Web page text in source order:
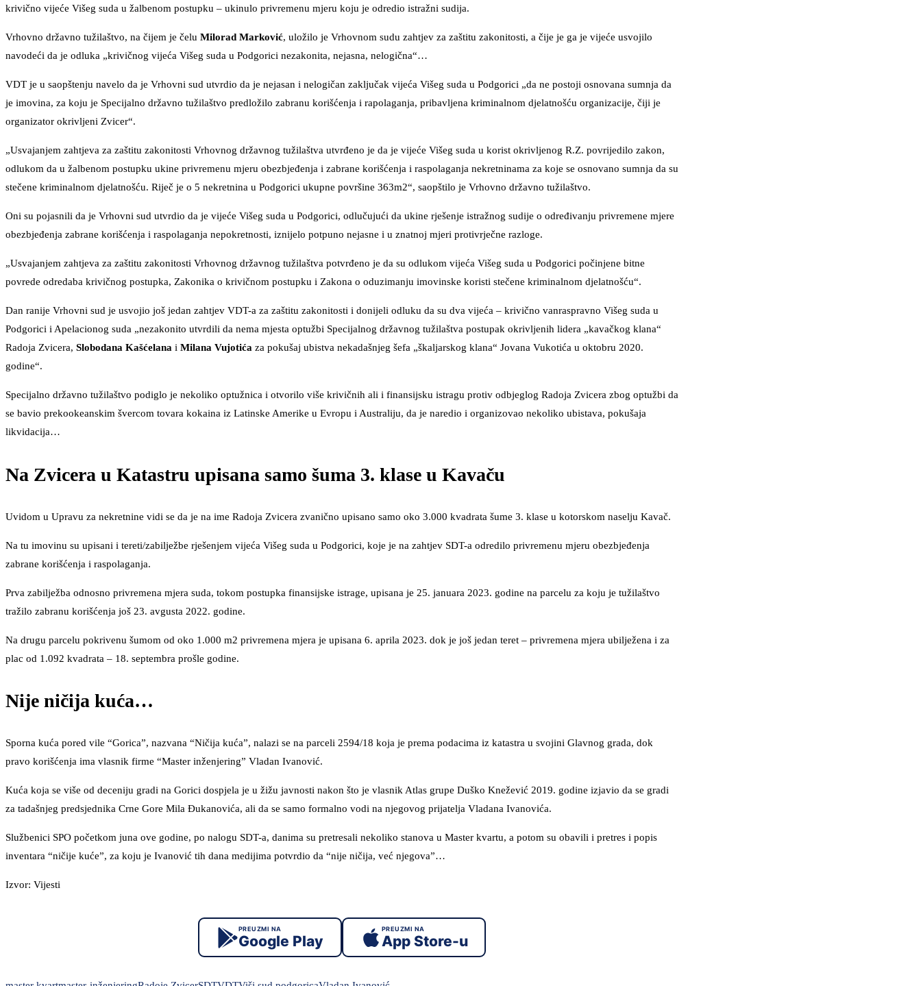
krivično vijeće Višeg suda u žalbenom postupku – ukinulo privremenu mjeru koju je odredio istražni sudija.
Vrhovno državno tužilaštvo, na čijem je čelu Milorad Marković, uložilo je Vrhovnom sudu zahtjev za zaštitu zakonitosti, a čije je ga je vijeće usvojilo
navodeći da je odluka „krivičnog vijeća Višeg suda u Podgorici nezakonita, nejasna, nelogična“…
VDT je u saopštenju navelo da je Vrhovni sud utvrdio da je nejasan i nelogičan zaključak vijeća Višeg suda u Podgorici „da ne postoji osnovana sumnja da
je imovina, za koju je Specijalno državno tužilaštvo predložilo zabranu korišćenja i rapolaganja, pribavljena kriminalnom djelatnošću organizacije, čiji je
organizator okrivljeni Zvicer“.
„Usvajanjem zahtjeva za zaštitu zakonitosti Vrhovnog državnog tužilaštva utvrđeno je da je vijeće Višeg suda u korist okrivljenog R.Z. povrijedilo zakon,
odlukom da u žalbenom postupku ukine privremenu mjeru obezbjeđenja i zabrane korišćenja i raspolaganja nekretninama za koje se osnovano sumnja da su
stečene kriminalnom djelatnošću. Riječ je o 5 nekretnina u Podgorici ukupne površine 363m2“, saopštilo je Vrhovno državno tužilaštvo.
Oni su pojasnili da je Vrhovni sud utvrdio da je vijeće Višeg suda u Podgorici, odlučujući da ukine rješenje istražnog sudije o određivanju privremene mjere
obezbjeđenja zabrane korišćenja i raspolaganja nepokretnosti, iznijelo potpuno nejasne i u znatnoj mjeri protivrječne razloge.
„Usvajanjem zahtjeva za zaštitu zakonitosti Vrhovnog državnog tužilaštva potvrđeno je da su odlukom vijeća Višeg suda u Podgorici počinjene bitne
povrede odredaba krivičnog postupka, Zakonika o krivičnom postupku i Zakona o oduzimanju imovinske koristi stečene kriminalnom djelatnošću“.
Dan ranije Vrhovni sud je usvojio još jedan zahtjev VDT-a za zaštitu zakonitosti i donijeli odluku da su dva vijeća – krivično vanraspravno Višeg suda u
Podgorici i Apelacionog suda „nezakonito utvrdili da nema mjesta optužbi Specijalnog državnog tužilaštva postupak okrivljenih lidera „kavačkog klana“
Radoja Zvicera, Slobodana Kašćelana i Milana Vujotića za pokušaj ubistva nekadašnjeg šefa „škaljarskog klana“ Jovana Vukotića u oktobru 2020.
godine“.
Specijalno državno tužilaštvo podiglo je nekoliko optužnica i otvorilo više krivičnih ali i finansijsku istragu protiv odbjeglog Radoja Zvicera zbog optužbi da
se bavio prekookeanskim švercom tovara kokaina iz Latinske Amerike u Evropu i Australiju, da je naredio i organizovao nekoliko ubistava, pokušaja
likvidacija…
Na Zvicera u Katastru upisana samo šuma 3. klase u Kavaču
Uvidom u Upravu za nekretnine vidi se da je na ime Radoja Zvicera zvanično upisano samo oko 3.000 kvadrata šume 3. klase u kotorskom naselju Kavač.
Na tu imovinu su upisani i tereti/zabilježbe rješenjem vijeća Višeg suda u Podgorici, koje je na zahtjev SDT-a odredilo privremenu mjeru obezbjeđenja
zabrane korišćenja i raspolaganja.
Prva zabilježba odnosno privremena mjera suda, tokom postupka finansijske istrage, upisana je 25. januara 2023. godine na parcelu za koju je tužilaštvo
tražilo zabranu korišćenja još 23. avgusta 2022. godine.
Na drugu parcelu pokrivenu šumom od oko 1.000 m2 privremena mjera je upisana 6. aprila 2023. dok je još jedan teret – privremena mjera ubilježena i za
plac od 1.092 kvadrata – 18. septembra prošle godine.
Nije ničija kuća…
Sporna kuća pored vile “Gorica”, nazvana “Ničija kuća”, nalazi se na parceli 2594/18 koja je prema podacima iz katastra u svojini Glavnog grada, dok
pravo korišćenja ima vlasnik firme “Master inženjering” Vladan Ivanović.
Kuća koja se više od deceniju gradi na Gorici dospjela je u žižu javnosti nakon što je vlasnik Atlas grupe Duško Knežević 2019. godine izjavio da se gradi
za tadašnjeg predsjednika Crne Gore Mila Đukanovića, ali da se samo formalno vodi na njegovog prijatelja Vladana Ivanovića.
Službenici SPO početkom juna ove godine, po nalogu SDT-a, danima su pretresali nekoliko stanova u Master kvartu, a potom su obavili i pretres i popis
inventara “ničije kuće”, za koju je Ivanović tih dana medijima potvrdio da “nije ničija, već njegova”…
Izvor: Vijesti
PREUZMI NA
Google Play
PREUZMI NA
App Store-u